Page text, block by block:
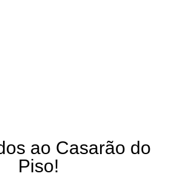
ao Casarão do
Piso!